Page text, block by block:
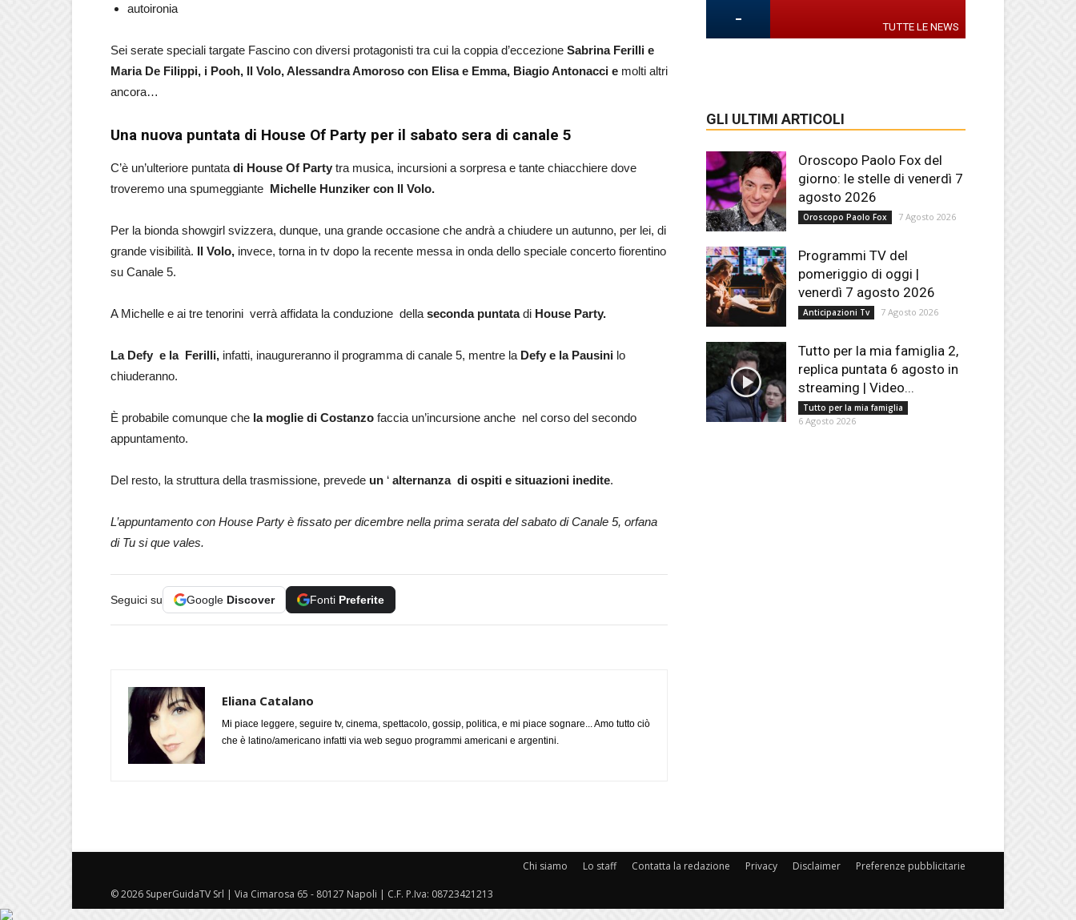
autoironia
Sei serate speciali targate Fascino con diversi protagonisti tra cui la coppia d’eccezione Sabrina Ferilli e
Maria De Filippi, i Pooh, Il Volo, Alessandra Amoroso con Elisa e Emma, Biagio Antonacci e molti altri
ancora…
Una nuova puntata di House Of Party per il sabato sera di canale 5
C’è un’ulteriore puntata di House Of Party tra musica, incursioni a sorpresa e tante chiacchiere dove
troveremo una spumeggiante Michelle Hunziker con Il Volo.
Per la bionda showgirl svizzera, dunque, una grande occasione che andrà a chiudere un autunno, per lei, di
grande visibilità. Il Volo, invece, torna in tv dopo la recente messa in onda dello speciale concerto fiorentino
su Canale 5.
A Michelle e ai tre tenorini verrà affidata la conduzione della seconda puntatadi House Party.
La Defy e la Ferilli, infatti, inaugureranno il programma di canale 5, mentre la Defy e la Pausini lo
chiuderanno.
È probabile comunque che la moglie di Costanzo faccia un’incursione anche nel corso del secondo
appuntamento.
Del resto, la struttura della trasmissione, prevede un ‘ alternanza di ospiti e situazioni inedite.
L’appuntamento con House Party è fissato per dicembre nella prima serata del sabato di Canale 5, orfana
di Tu si que vales.
Seguici su Google Discover Fonti Preferite
Eliana Catalano
Mi piace leggere, seguire tv, cinema, spettacolo, gossip, politica, e mi piace sognare... Amo tutto ciò
che è latino/americano infatti via web seguo programmi americani e argentini.
- TUTTE LE NEWS
GLI ULTIMI ARTICOLI
Oroscopo Paolo Fox del
giorno: le stelle di venerdì 7
agosto 2026
Oroscopo Paolo Fox 7 Agosto 2026
Programmi TV del
pomeriggio di oggi |
venerdì 7 agosto 2026
Anticipazioni Tv 7 Agosto 2026
Tutto per la mia famiglia 2,
replica puntata 6 agosto in
streaming | Video...
Tutto per la mia famiglia
6 Agosto 2026
Chi siamo Lo staff Contatta la redazione Privacy Disclaimer Preferenze pubblicitarie
© 2026 SuperGuidaTV Srl | Via Cimarosa 65 - 80127 Napoli | C.F. P.Iva: 08723421213